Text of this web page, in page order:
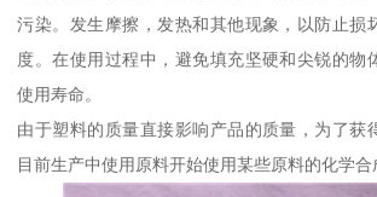
污染。发生摩擦，发热和其他现象，以防止损
度。在使用过程中，避免填充坚硬和尖锐的物
使用寿命。
由于塑料的质量直接影响产品的质量，为了获
目前生产中使用原料开始使用某些原料的化学合